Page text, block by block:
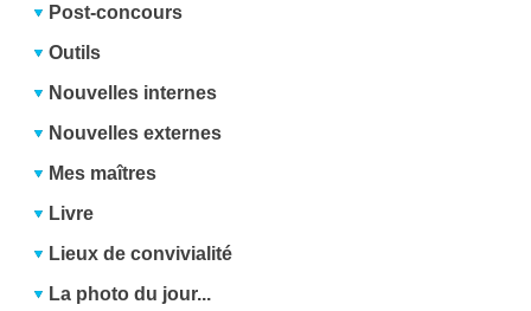
Post-concours
Outils
Nouvelles internes
Nouvelles externes
Mes maîtres
Livre
Lieux de convivialité
La photo du jour...